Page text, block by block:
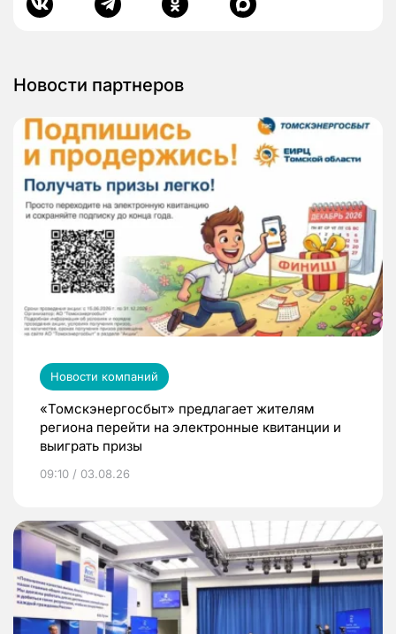
Новости партнеров
Новости компаний
«Томскэнергосбыт» предлагает жителям
региона перейти на электронные квитанции и
выиграть призы
09:10 / 03.08.26